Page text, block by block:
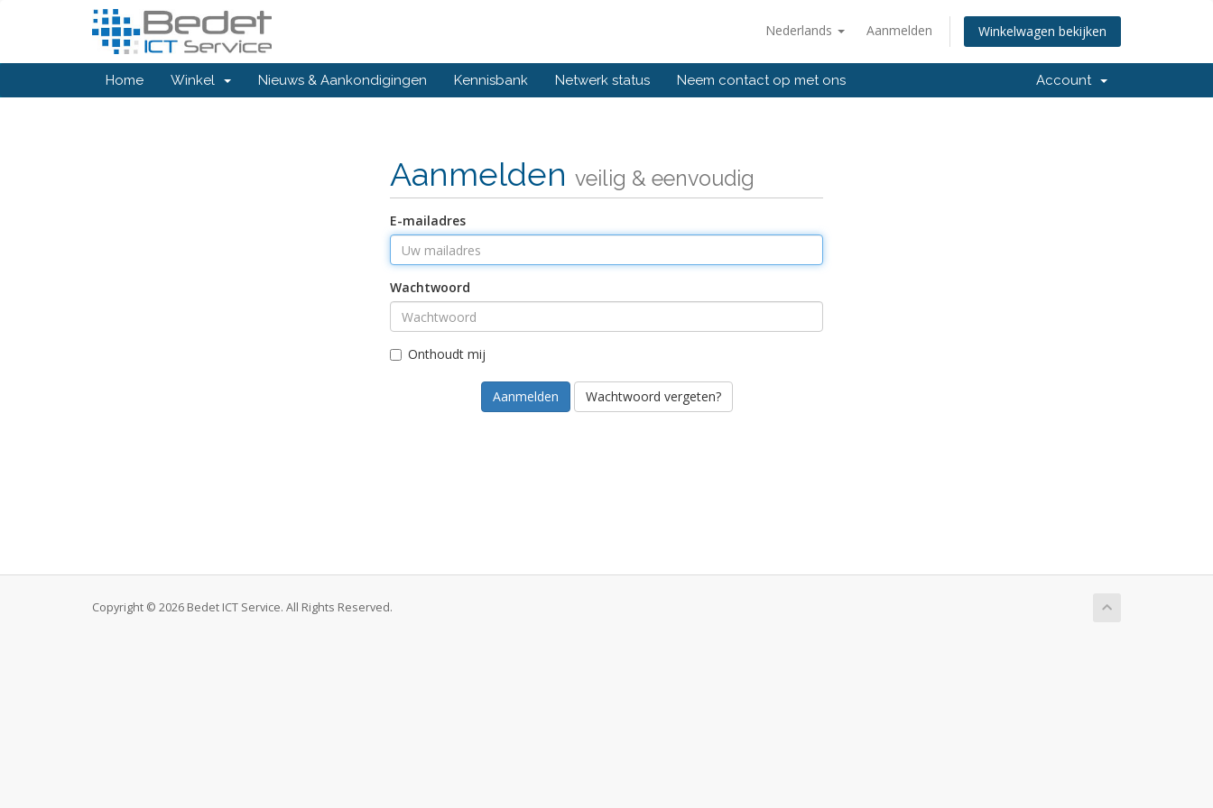
Nederlands Aanmelden Winkelwagen bekijken
Home Winkel Nieuws & Aankondigingen Kennisbank Netwerk status Neem contact op met ons Account
Aanmelden veilig & eenvoudig
E-mailadres
Wachtwoord
Onthoudt mij
Wachtwoord vergeten?
Copyright © 2026 Bedet ICT Service. All Rights Reserved.